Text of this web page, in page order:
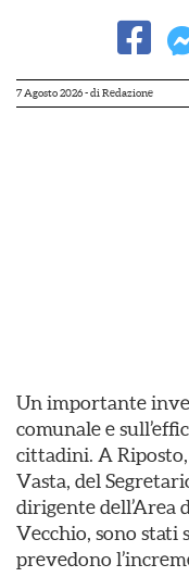
7 Agosto 2026- di Redazione
Un importante
comunale e
cittadini. A
Vasta, del
dirigente dell’Area
Vecchio, sono
prevedono